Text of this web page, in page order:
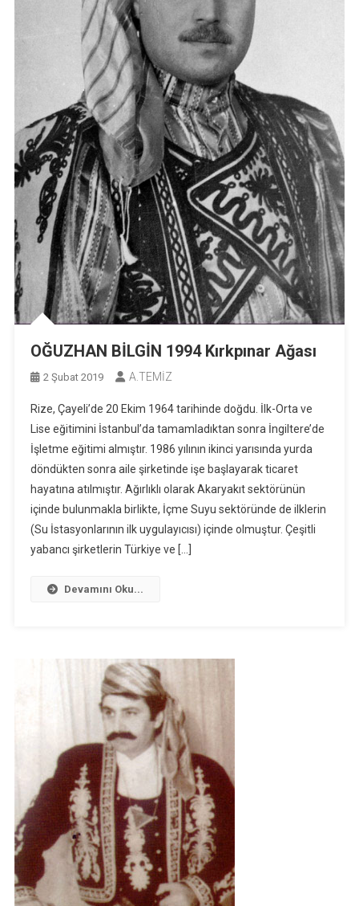
OĞUZHAN BİLGİN 1994 Kırkpınar Ağası
2 Şubat 2019 A.TEMİZ
Rize, Çayeli’de 20 Ekim 1964 tarihinde doğdu. İlk-Orta ve
Lise eğitimini İstanbul’da tamamladıktan sonra İngiltere’de
İşletme eğitimi almıştır. 1986 yılının ikinci yarısında yurda
döndükten sonra aile şirketinde işe başlayarak ticaret
hayatına atılmıştır. Ağırlıklı olarak Akaryakıt sektörünün
içinde bulunmakla birlikte, İçme Suyu sektöründe de ilklerin
(Su İstasyonlarının ilk uygulayıcısı) içinde olmuştur. Çeşitli
yabancı şirketlerin Türkiye ve […]
Devamını Oku...